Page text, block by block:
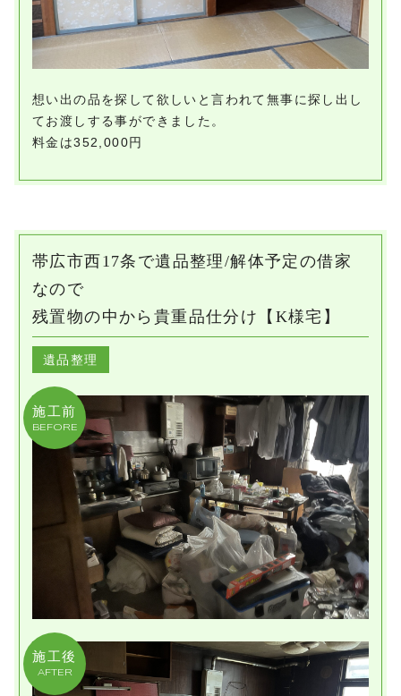
想い出の品を探して欲しいと言われて無事に探し出し
てお渡しする事ができました。
料金は352,000円
帯広市西17条で遺品整理/解体予定の借家
なので
残置物の中から貴重品仕分け【K様宅】
遺品整理
施工前
BEFORE
施工後
AFTER